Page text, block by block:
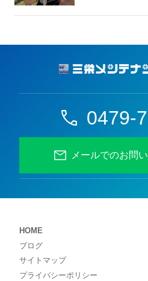
0479-
メールでのお問
HOME
ブログ
サイトマップ
プライバシーポリシー